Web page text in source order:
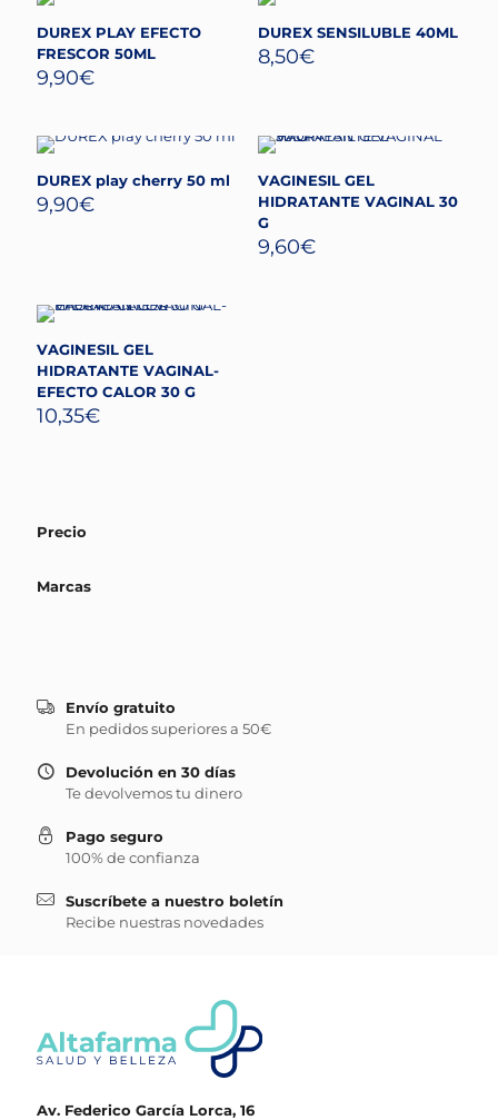
DUREX PLAY EFECTO
FRESCOR 50ML
9,90€
DUREX SENSILUBLE 40ML
8,50€
DUREX play cherry 50 ml
9,90€
VAGINESIL GEL
HIDRATANTE VAGINAL 30
G
9,60€
VAGINESIL GEL
HIDRATANTE VAGINAL-
EFECTO CALOR 30 G
10,35€
Precio
Marcas
Envío gratuito
En pedidos superiores a 50€
Devolución en 30 días
Te devolvemos tu dinero
Pago seguro
100% de confianza
Suscríbete a nuestro boletín
Recibe nuestras novedades
Av. Federico García Lorca, 16